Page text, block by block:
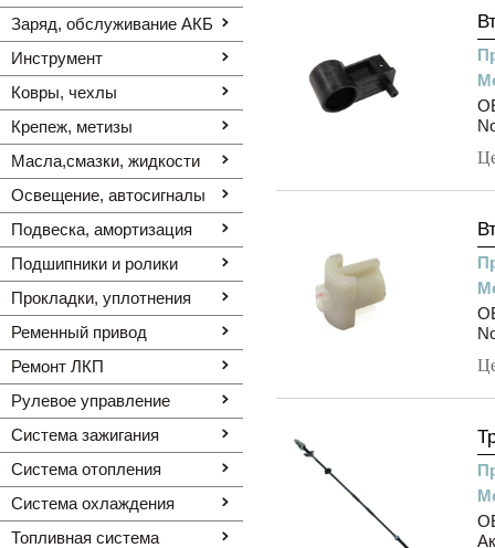
Заряд, обслуживание АКБ
Инструмент
Ковры, чехлы
Крепеж, метизы
Масла,смазки, жидкости
Освещение, автоcигналы
Подвеска, амортизация
Подшипники и ролики
Прокладки, уплотнения
Ременный привод
Ремонт ЛКП
Рулевое управление
Система зажигания
Система отопления
Система охлаждения
Топливная система